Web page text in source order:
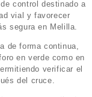
control destinado a
vial y favorecer
segura en Melilla.
de forma continua,
en verde como en
verificar el
del cruce.